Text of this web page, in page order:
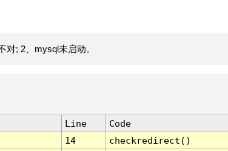
; 2、mysql未启动。
Line
Code
14
checkredirect()